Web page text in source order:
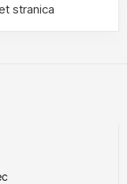
stranica